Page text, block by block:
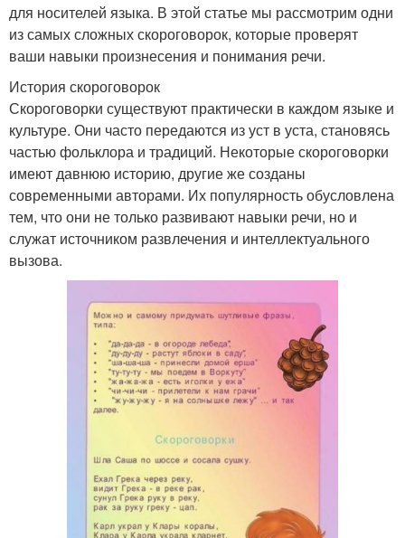
для носителей языка. В этой статье мы рассмотрим одни
из самых сложных скороговорок, которые проверят
ваши навыки произнесения и понимания речи.
История скороговорок
Скороговорки существуют практически в каждом языке и
культуре. Они часто передаются из уст в уста, становясь
частью фольклора и традиций. Некоторые скороговорки
имеют давнюю историю, другие же созданы
современными авторами. Их популярность обусловлена
тем, что они не только развивают навыки речи, но и
служат источником развлечения и интеллектуального
вызова.